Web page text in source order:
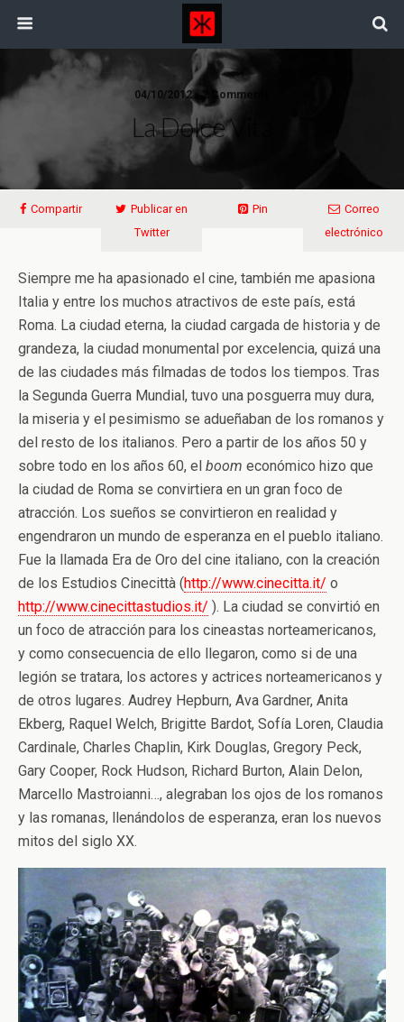
04/10/2012 • 2 Comments
La Dolce Vita
Compartir
Publicar en
Twitter
Pin
Correo
electrónico
Siempre me ha apasionado el cine, también me apasiona
Italia y entre los muchos atractivos de este país, está
Roma. La ciudad eterna, la ciudad cargada de historia y de
grandeza, la ciudad monumental por excelencia, quizá una
de las ciudades más filmadas de todos los tiempos. Tras
la Segunda Guerra Mundial, tuvo una posguerra muy dura,
la miseria y el pesimismo se adueñaban de los romanos y
del resto de los italianos. Pero a partir de los años 50 y
sobre todo en los años 60, el boom económico hizo que
la ciudad de Roma se convirtiera en un gran foco de
atracción. Los sueños se convirtieron en realidad y
engendraron un mundo de esperanza en el pueblo italiano.
Fue la llamada Era de Oro del cine italiano, con la creación
de los Estudios Cinecittà (http://www.cinecitta.it/ o
http://www.cinecittastudios.it/ ). La ciudad se convirtió en
un foco de atracción para los cineastas norteamericanos,
y como consecuencia de ello llegaron, como si de una
legión se tratara, los actores y actrices norteamericanos y
de otros lugares. Audrey Hepburn, Ava Gardner, Anita
Ekberg, Raquel Welch, Brigitte Bardot, Sofía Loren, Claudia
Cardinale, Charles Chaplin, Kirk Douglas, Gregory Peck,
Gary Cooper, Rock Hudson, Richard Burton, Alain Delon,
Marcello Mastroianni…, alegraban los ojos de los romanos
y las romanas, llenándolos de esperanza, eran los nuevos
mitos del siglo XX.